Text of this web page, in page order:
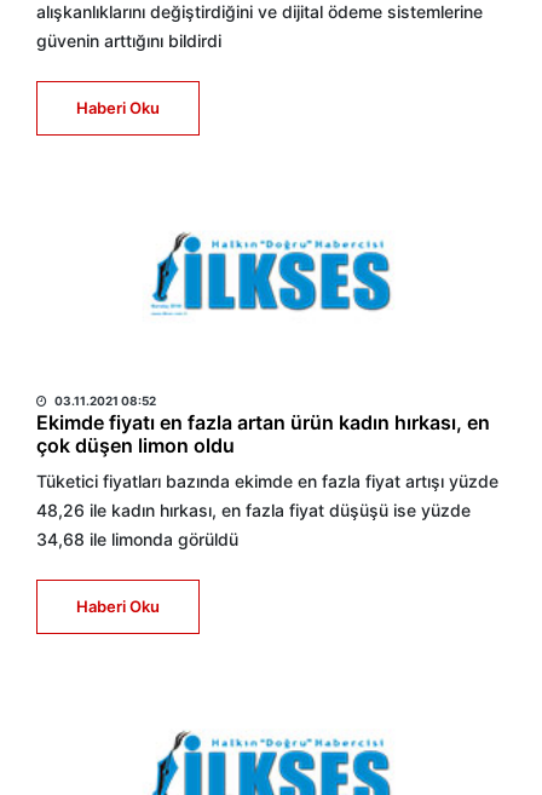
alışkanlıklarını değiştirdiğini ve dijital ödeme sistemlerine
güvenin arttığını bildirdi
Haberi Oku
03.11.2021 08:52
Ekimde fiyatı en fazla artan ürün kadın hırkası, en
çok düşen limon oldu
Tüketici fiyatları bazında ekimde en fazla fiyat artışı yüzde
48,26 ile kadın hırkası, en fazla fiyat düşüşü ise yüzde
34,68 ile limonda görüldü
Haberi Oku